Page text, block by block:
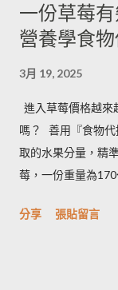
一份草莓
營養學食
3月 19, 2025
進入草莓價格越來
嗎？ ​ 善用『食物
取的水果分量，精
莓，一份重量為
損傷、撞傷等狀況
分享 張貼留言